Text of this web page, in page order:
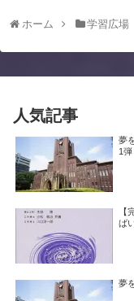
ホーム 学習広場
人気記事
夢
1
【
ば
夢